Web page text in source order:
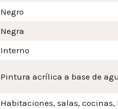
Negro
Negra
Interno
Pintura acrílica a base de
Habitaciones, salas,